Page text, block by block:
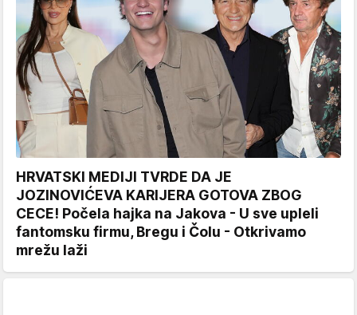
HRVATSKI MEDIJI TVRDE DA JE
JOZINOVIĆEVA KARIJERA GOTOVA ZBOG
CECE! Počela hajka na Jakova - U sve upleli
fantomsku firmu, Bregu i Čolu - Otkrivamo
mrežu laži